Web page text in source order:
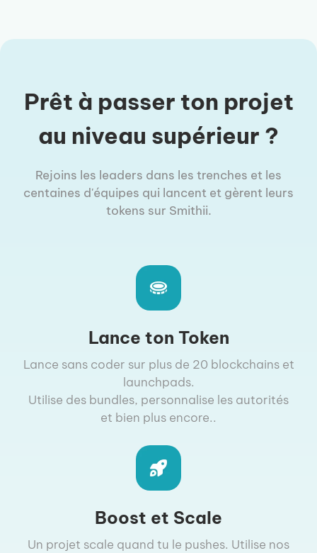
Prêt à passer ton projet
au niveau supérieur ?
Rejoins les leaders dans les trenches et les
centaines d'équipes qui lancent et gèrent leurs
tokens sur Smithii.
Lance ton Token
Lance sans coder sur plus de 20 blockchains et
launchpads.
Utilise des bundles, personnalise les autorités
et bien plus encore..
Boost et Scale
Un projet scale quand tu le pushes. Utilise nos